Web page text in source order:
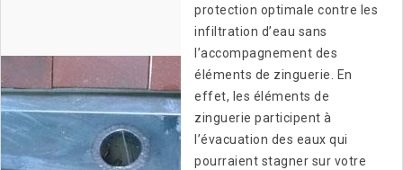
protection optimale contre les
infiltration d’eau sans
l’accompagnement des
éléments de zinguerie. En
effet, les éléments de
zinguerie participent à
l’évacuation des eaux qui
pourraient stagner sur votre